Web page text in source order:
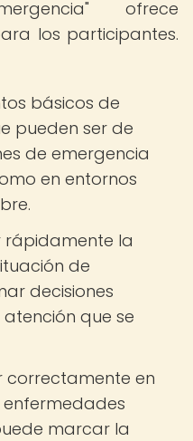
ofrece
los participantes.
básicos de
pueden ser de
de emergencia
en entornos
rápidamente la
de
decisiones
que se
en
enfermedades
marcar la